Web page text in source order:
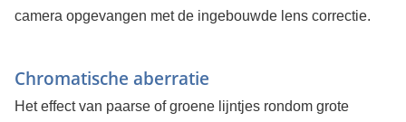
camera opgevangen met de ingebouwde lens correctie.
Chromatische aberratie
Het effect van paarse of groene lijntjes rondom grote